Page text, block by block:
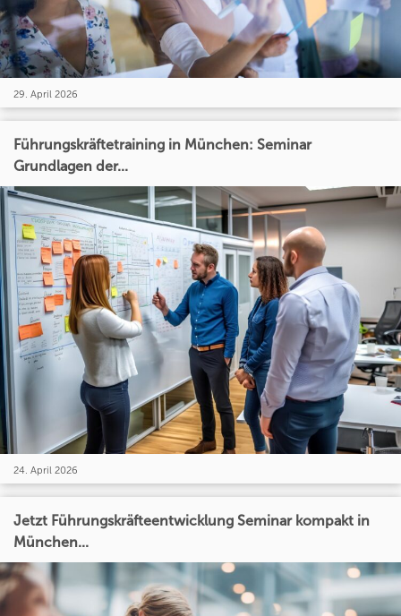
29. April 2026
Führungskräftetraining in München: Seminar
Grundlagen der...
24. April 2026
Jetzt Führungskräfteentwicklung Seminar kompakt in
München...